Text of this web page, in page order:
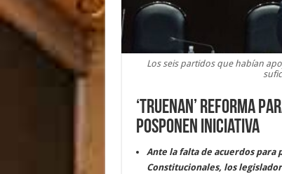
Los seis partidos que habían
‘Truenan’ reforma
posponen iniciativa
Ante la falta de acuerdos para
Constitucionales, los